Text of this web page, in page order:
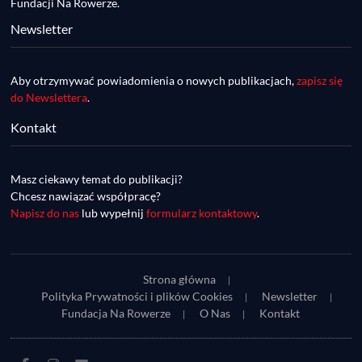
- zaprasza Mateusz Szafraniec. Dwie
samochwałki
Fundacji Na Rowerze.
Newsletter
Aby otrzymywać powiadomienia o nowych publikacjach,zapisz się
do Newslettera.
Kontakt
Masz ciekawy temat do publikacji?
Chcesz nawiązać współpracę?
Napisz do nas lub wypełnijformularz kontaktowy.
Strona główna
Polityka Prywatności i plików Cookies
Newsletter
Fundacja Na Rowerze
O Nas Kontakt